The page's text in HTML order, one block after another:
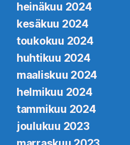
heinäkuu 2024
kesäkuu 2024
toukokuu 2024
huhtikuu 2024
maaliskuu 2024
helmikuu 2024
tammikuu 2024
joulukuu 2023